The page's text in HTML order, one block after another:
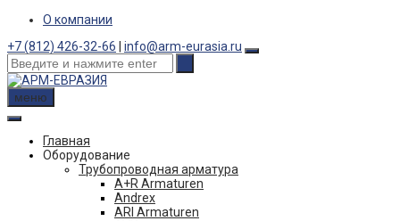
Skip
content
О компании
+7 (812) 426-32-66
info@arm-eurasia.ru
меню
Главная
Оборудование
Трубопроводная арматура
A+R Armaturen
Andrex
ARI Armaturen